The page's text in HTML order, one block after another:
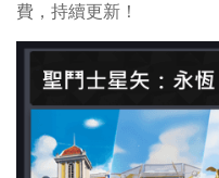
費，持續更新！